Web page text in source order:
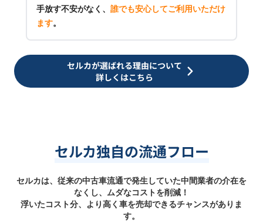
手放す不安がなく、 誰でも安心してご利用いただけ
ます。
セルカが選ばれる理由について
詳しくはこちら
セルカ独自の流通フロー
セルカは、従来の中古車流通で発生していた中間業者の介在を
なくし、ムダなコストを削減！
浮いたコスト分、より高く車を売却できるチャンスがありま
す。